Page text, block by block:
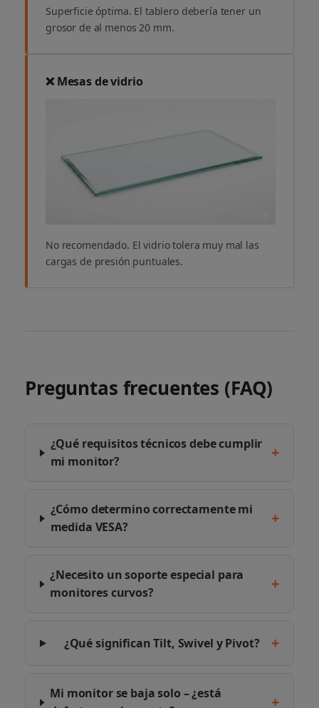
Superficie óptima. El tablero debería tener un
grosor de al menos 20 mm.
❌ Mesas de vidrio
No recomendado. El vidrio tolera muy mal las
cargas de presión puntuales.
Preguntas frecuentes (FAQ)
¿Qué requisitos técnicos debe cumplir
mi monitor?
+
¿Cómo determino correctamente mi
medida VESA?
+
¿Necesito un soporte especial para
monitores curvos?
+
¿Qué significan Tilt, Swivel y Pivot? +
Mi monitor se baja solo – ¿está
+